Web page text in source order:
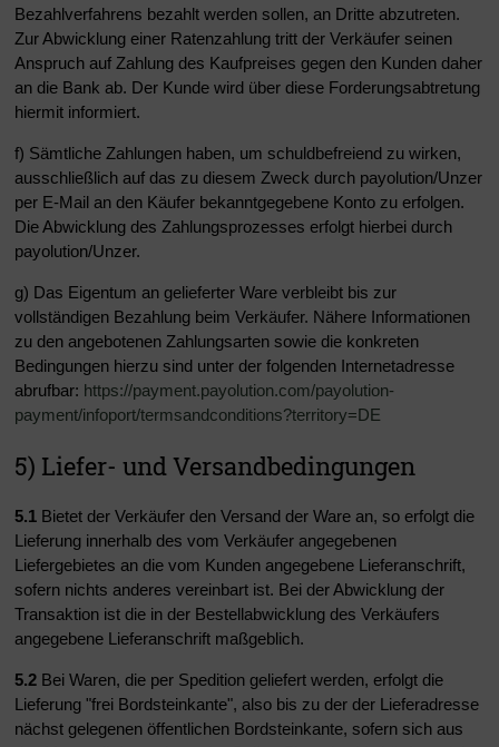
Bezahlverfahrens bezahlt werden sollen, an Dritte abzutreten.
Zur Abwicklung einer Ratenzahlung tritt der Verkäufer seinen
Anspruch auf Zahlung des Kaufpreises gegen den Kunden daher
an die Bank ab. Der Kunde wird über diese Forderungsabtretung
hiermit informiert.
f) Sämtliche Zahlungen haben, um schuldbefreiend zu wirken,
ausschließlich auf das zu diesem Zweck durch payolution/Unzer
per E-Mail an den Käufer bekanntgegebene Konto zu erfolgen.
Die Abwicklung des Zahlungsprozesses erfolgt hierbei durch
payolution/Unzer.
g) Das Eigentum an gelieferter Ware verbleibt bis zur
vollständigen Bezahlung beim Verkäufer. Nähere Informationen
zu den angebotenen Zahlungsarten sowie die konkreten
Bedingungen hierzu sind unter der folgenden Internetadresse
abrufbar: https://payment.payolution.com/payolution-
payment/infoport/termsandconditions?territory=DE
5) Liefer- und Versandbedingungen
5.1 Bietet der Verkäufer den Versand der Ware an, so erfolgt die
Lieferung innerhalb des vom Verkäufer angegebenen
Liefergebietes an die vom Kunden angegebene Lieferanschrift,
sofern nichts anderes vereinbart ist. Bei der Abwicklung der
Transaktion ist die in der Bestellabwicklung des Verkäufers
angegebene Lieferanschrift maßgeblich.
5.2 Bei Waren, die per Spedition geliefert werden, erfolgt die
Lieferung "frei Bordsteinkante", also bis zu der der Lieferadresse
nächst gelegenen öffentlichen Bordsteinkante, sofern sich aus